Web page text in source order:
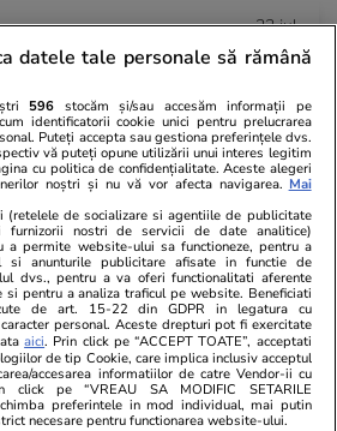
23 iul.
lume mai puțin cunoscute de
destinații se află în Europa:
neuitat”
se opune extrădării fraților
unde sunt acuzați de
viol și trafic de persoane
23 iul.
ASE 2026: candidaților li
datele tale personale să rămână
596 stocăm și/sau accesăm informații pe
identificatorii cookie unici pentru prelucrarea
Puteți accepta sau gestiona preferințele dvs.
vă puteți opune utilizării unui interes legitim
cu politica de confidențialitate. Aceste alegeri
noștri și nu vă vor afecta navigarea. Mai
(retelele de socializare si agentiile de publicitate
furnizorii nostri de servicii de date analitice)
a permite website-ului sa functioneze, pentru a
si anunturile publicitare afisate in functie de
dvs., pentru a va oferi functionalitati aferente
si pentru a analiza traficul pe website. Beneficiati
de art. 15-22 din GDPR in legatura cu
personal. Aceste drepturi pot fi exercitate
aici. Prin click pe “ACCEPT TOATE”, acceptati
de tip Cookie, care implica inclusiv acceptul
accesarea informatiilor de catre Vendor-ii cu
click pe “VREAU SA MODIFIC SETARILE
preferintele in mod individual, mai putin
necesare pentru functionarea website-ului.